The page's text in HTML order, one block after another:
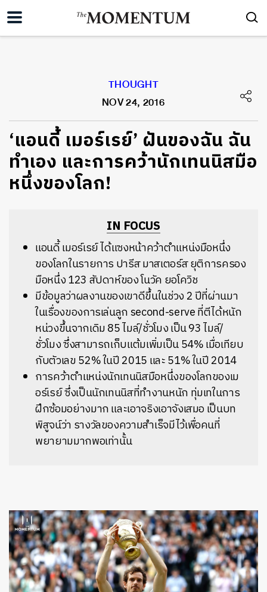
THOUGHT
NOV 24, 2016
‘แอนดี้ เมอร์เรย์’ ฝันของฉัน ฉัน
ทำเอง และการคว้านักเทนนิสมือ
หนึ่งของโลก!
IN FOCUS
แอนดี้ เมอร์เรย์ ได้แซงหน้าคว้าตำแหน่งมือหนึ่ง
ของโลกในรายการ ปารีส มาสเตอร์ส ยุติการครอง
มือหนึ่ง 123 สัปดาห์ของ โนวัค ยอโควิช
มีข้อมูลว่าผลงานของเขาดีขึ้นในช่วง 2 ปีที่ผ่านมา
ในเรื่องของการเล่นลูก second-serve ที่ตีได้หนัก
หน่วงขึ้นจากเดิม 85 ไมล์/ชั่วโมง เป็น 93 ไมล์/
ชั่วโมง ซึ่งสามารถเก็บแต้มเพิ่มเป็น 54% เมื่อเทียบ
กับตัวเลข 52% ในปี 2015 และ 51% ในปี 2014
การคว้าตำแหน่งนักเทนนิสมือหนึ่งของโลกของเม
อร์เรย์ ซึ่งเป็นนักเทนนิสที่ทำงานหนัก ทุ่มเทในการ
ฝึกซ้อมอย่างมาก และเอาจริงเอาจังเสมอ เป็นบท
พิสูจน์ว่า รางวัลของความสำเร็จมีไว้เพื่อคนที่
พยายามมากพอเท่านั้น